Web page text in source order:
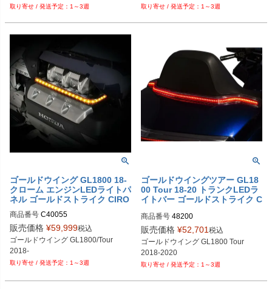
1～3週 1～3週
ゴールドウイング GL1800 18-
クローム エンジンLEDライトパ
ネル ゴールドストライク CIRO
商品番号 C40055
販売価格 ¥59,999税込
ゴールドウイング GL1800/Tour
2018-
1～3週
ゴールドウイングツアー GL18
00 Tour 18-20 トランクLEDラ
イトバー ゴールドストライク C
商品番号 48200
販売価格 ¥52,701 税込
ゴールドウイング GL1800 Tour
2018-2020
1～3週